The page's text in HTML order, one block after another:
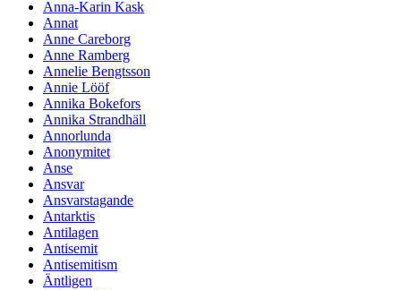
Anna-Karin Kask
Annat
Anne Careborg
Anne Ramberg
Annelie Bengtsson
Annie Lööf
Annika Bokefors
Annika Strandhäll
Annorlunda
Anonymitet
Anse
Ansvar
Ansvarstagande
Antarktis
Antilagen
Antisemit
Antisemitism
Äntligen